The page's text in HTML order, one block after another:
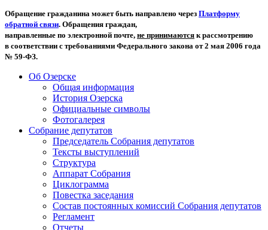
Обращение гражданина может быть направлено через Платформу
обратной связи. Обращения граждан,
направленные по электронной почте, не принимаются к рассмотрению
в соответствии с требованиями Федерального закона от 2 мая 2006 года
№ 59-ФЗ.
Об Озерске
Общая информация
История Озерска
Официальные символы
Фотогалерея
Собрание депутатов
Председатель Собрания депутатов
Тексты выступлений
Структура
Аппарат Собрания
Циклограмма
Повестка заседания
Состав постоянных комиссий Собрания депутатов
Регламент
Отчеты